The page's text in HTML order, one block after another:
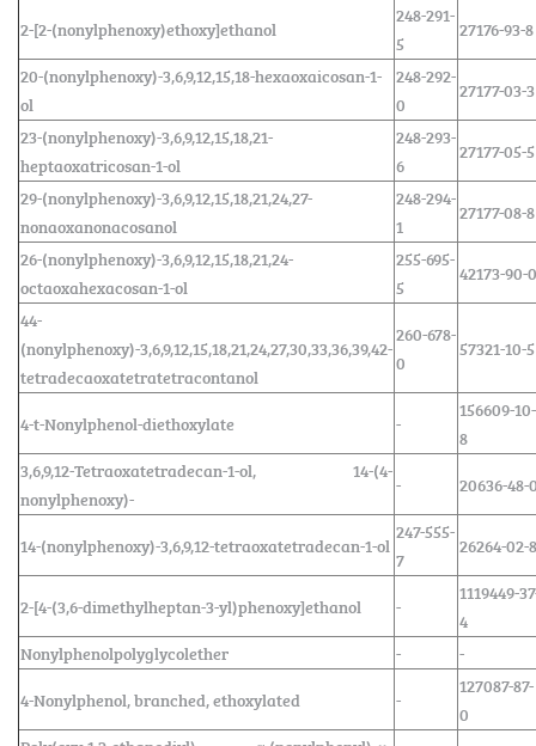
2-[2-(nonylphenoxy)ethoxy]ethanol
248-291-
5
27176-93-8
20-(nonylphenoxy)-3,6,9,12,15,18-hexaoxaicosan-1-
ol
248-292-
0
27177-03-3
23-(nonylphenoxy)-3,6,9,12,15,18,21-
heptaoxatricosan-1-ol
248-293-
6
27177-05-5
29-(nonylphenoxy)-3,6,9,12,15,18,21,24,27-
nonaoxanonacosanol
248-294-
1
27177-08-8
26-(nonylphenoxy)-3,6,9,12,15,18,21,24-
octaoxahexacosan-1-ol
255-695-
5
42173-90-0
44-
(nonylphenoxy)-3,6,9,12,15,18,21,24,27,30,33,36,39,42-
tetradecaoxatetratetracontanol
260-678-
0
57321-10-5
4-t-Nonylphenol-diethoxylate -
156609-10-
8
3,6,9,12-Tetraoxatetradecan-1-ol, 14-(4-
nonylphenoxy)-
- 20636-48-
14-(nonylphenoxy)-3,6,9,12-tetraoxatetradecan-1-ol
247-555-
7
26264-02-8
2-[4-(3,6-dimethylheptan-3-yl)phenoxy]ethanol -
1119449-
4
Nonylphenolpolyglycolether
-
-
4-Nonylphenol, branched, ethoxylated
-
127087-87-
0